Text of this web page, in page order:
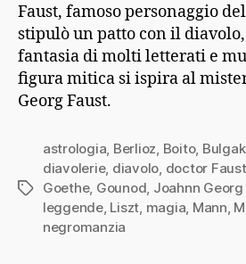
Faust, famoso personaggio
stipulò un patto con il diavolo,
fantasia di molti letterati e
figura mitica si ispira al
Georg Faust.
Tag
astrologia Berlioz Boito,
diavolerie, diavolo doctor
Goethe, Gounod Joahnn
leggende, Liszt magia Mann
negromanzia